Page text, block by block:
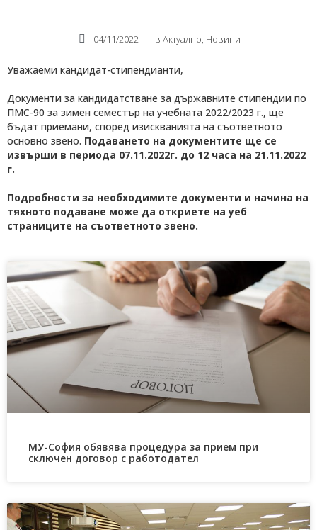
04/11/2022 в Актуално, Новини
Уважаеми кандидат-стипендианти,
Документи за кандидатстване за държавните стипендии по
ПМС-90 за зимен семестър на учебната 2022/2023 г., ще
бъдат приемани, според изискванията на съответното
основно звено. Подаването на документите ще се
извърши в периода 07.11.2022г. до 12 часа на 21.11.2022
г.
Подробности за необходимите документи и начина на
тяхното подаване може да откриете на уеб
страниците на съответното звено.
МУ-София обявява процедура за прием при
сключен договор с работодател